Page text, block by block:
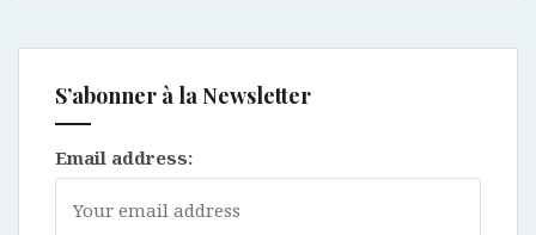
S’abonner à la Newsletter
Email address: